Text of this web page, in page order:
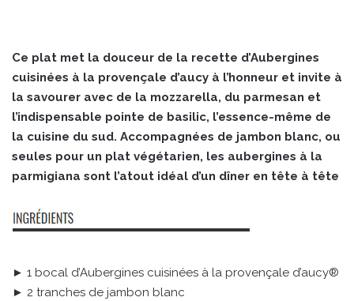
Ce plat met la douceur de la recette d’Aubergines
cuisinées à la provençale d’aucy à l’honneur et invite à
la savourer avec de la mozzarella, du parmesan et
l’indispensable pointe de basilic, l’essence-même de
la cuisine du sud. Accompagnées de jambon blanc, ou
seules pour un plat végétarien, les aubergines à la
parmigiana sont l’atout idéal d’un dîner en tête à tête
► 1 bocal d’Aubergines cuisinées à la provençale d’aucy®
► 2 tranches de jambon blanc